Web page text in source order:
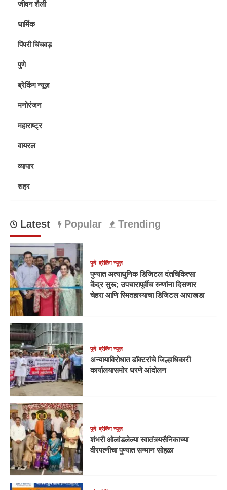
जीवन शैली
धार्मिक
पिंपरी चिंचवड़
पुणे
ब्रेकिंग न्यूज़
मनोरंजन
महाराष्ट्र
वायरल
व्यापार
शहर
Latest Popular Trending
पुणे ब्रेकिंग न्यूज़
पुण्यात अत्याधुनिक डिजिटल दंतचिकित्सा
केंद्र सुरू; उपचारापूर्वीच रुग्णांना दिसणार
चेहरा आणि स्मितहास्याचा डिजिटल आराखडा
पुणे ब्रेकिंग न्यूज़
अन्यायाविरोधात डॉक्टरांचे जिल्हाधिकारी
कार्यालयासमोर धरणे आंदोलन
पुणे ब्रेकिंग न्यूज़
शंभरी ओलांडलेल्या स्वातंत्र्यसैनिकाच्या
वीरपत्नीचा पुण्यात सन्मान सोहळा